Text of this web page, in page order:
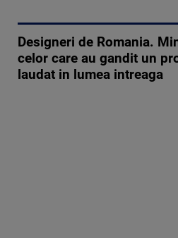
Designeri de Romania.
celor care au gandit un
laudat in lumea intreaga